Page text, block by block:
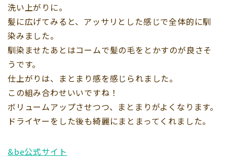
洗い上がりに。
髪に広げてみると、アッサリとした感じで全体的に馴
染みました。
馴染ませたあとはコームで髪の毛をとかすのが良さそ
うです。
仕上がりは、まとまり感を感じられました。
この組み合わせいいですね！
ボリュームアップさせつつ、まとまりがよくなります。
ドライヤーをした後も綺麗にまとまってくれました。
&be公式サイト